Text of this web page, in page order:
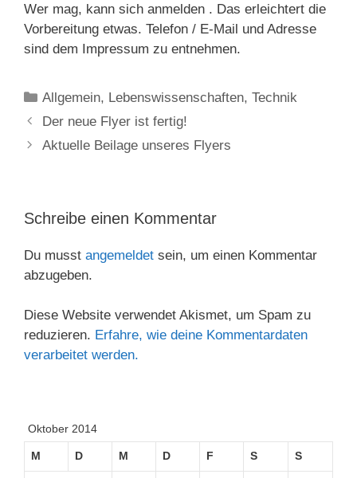
Wer mag, kann sich anmelden . Das erleichtert die
Vorbereitung etwas. Telefon / E-Mail und Adresse
sind dem Impressum zu entnehmen.
Kategorien
Allgemein, Lebenswissenschaften,Technik
Der neue Flyer ist fertig!
Aktuelle Beilage unseres Flyers
Schreibe einen Kommentar
Du musst angemeldet sein, um einen Kommentar
abzugeben.
Diese Website verwendet Akismet, um Spam zu
reduzieren. Erfahre, wie deine Kommentardaten
verarbeitet werden.
Oktober 2014
M D M D F S S